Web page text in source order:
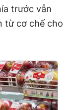
trước vẫn
từ cơ chế cho